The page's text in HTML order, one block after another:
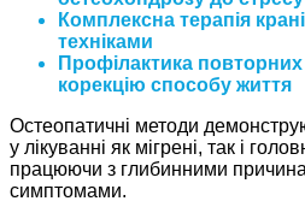
Комплексна терапія
техніками
Профілактика повторних
корекцію способу життя
Остеопатичні методи
у лікуванні як мігрені, так і
працюючи з глибинними
симптомами.